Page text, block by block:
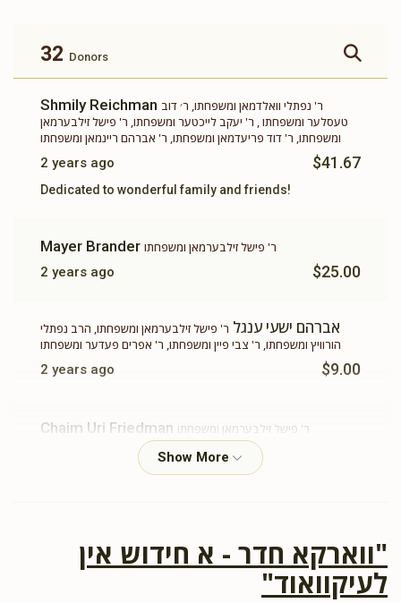
זכות תשב"ר תומך תורה
32 Donors
Shmily Reichman ר' נפתלי וואלדמאן ומשפחתו, ר׳ דוב
טעסלער ומשפחתו , ר' יעקב לייכטער ומשפחתו, ר' פישל זילבערמאן
ומשפחתו, ר' דוד פריעדמאן ומשפחתו, ר' אברהם ריינמאן ומשפחתו
2 years ago
$41.67
Dedicated to wonderful family and friends!
Mayer Brander ר' פישל זילבערמאן ומשפחתו
2 years ago
$25.00
אברהם ישעי ענגל ר' פישל זילבערמאן ומשפחתו, הרב נפתלי
הורוויץ ומשפחתו, ר' צבי פיין ומשפחתו, ר' אפרים פעדער ומשפחתו
2 years ago
$9.00
Chaim Uri Friedman ר' פישל זילבערמאן ומשפחתו
שליט"א - מנהל רוחני, ר' יעקב לייכטער ומשפחתו, ר' דוד ראזענבערג
ומשפחתו, ר׳ משה שטרויבל ומשפחתו, ר' שמואל פרייליך ומשפחתו, ר'
"ווארקא חדר - א חידוש אין
לעיקוואוד"